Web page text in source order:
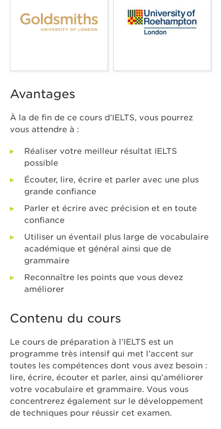
Avantages
À la de fin de ce cours d’IELTS, vous pourrez
vous attendre à :
Réaliser votre meilleur résultat IELTS
possible
Écouter, lire, écrire et parler avec une plus
grande confiance
Parler et écrire avec précision et en toute
confiance
Utiliser un éventail plus large de vocabulaire
académique et général ainsi que de
grammaire
Reconnaître les points que vous devez
améliorer
Contenu du cours
Le cours de préparation à l’IELTS est un
programme très intensif qui met l’accent sur
toutes les compétences dont vous avez besoin :
lire, écrire, écouter et parler, ainsi qu’améliorer
votre vocabulaire et grammaire. Vous vous
concentrerez également sur le développement
de techniques pour réussir cet examen.